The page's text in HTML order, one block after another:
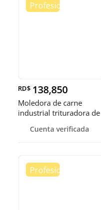
RD$ 138,850
Moledora de carne
industrial trituradora de
Cuenta verificada